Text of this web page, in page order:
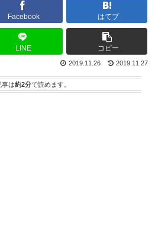
Facebook はてブ
LINE コピー
2019.11.27
2019.11.26
事は約2分で読めます。